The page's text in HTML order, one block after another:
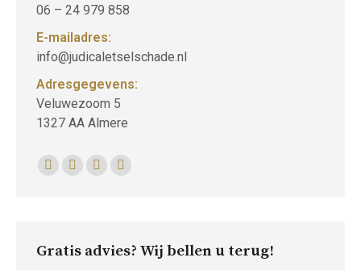
06 – 24 979 858
E-mailadres:
info@judicaletselschade.nl
Adresgegevens:
Veluwezoom 5
1327 AA Almere
Vind ons op:
Facebook
new
Twitter
new
Linkedin
new
Instagram
new
Gratis advies? Wij bellen u terug!